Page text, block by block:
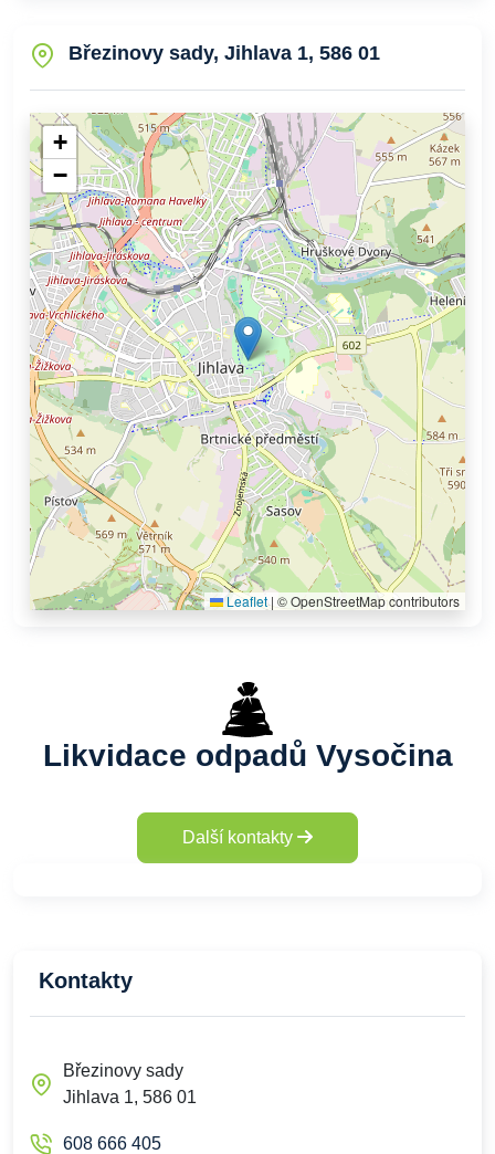
Březinovy sady, Jihlava 1, 586 01
+
−
Leaflet | © OpenStreetMap contributors
Likvidace odpadů Vysočina
Další kontakty
Kontakty
Březinovy sady
Jihlava 1, 586 01
608 666 405